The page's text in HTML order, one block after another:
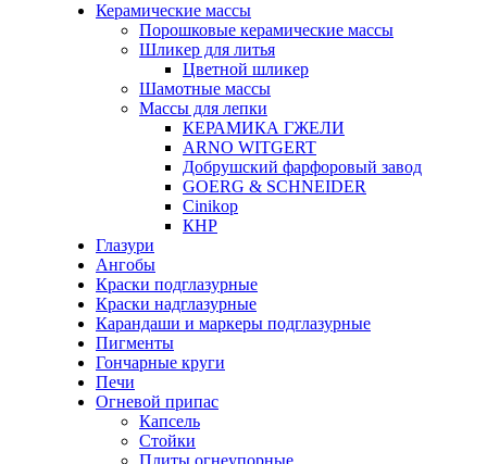
Керамические массы
Порошковые керамические массы
Шликер для литья
Цветной шликер
Шамотные массы
Массы для лепки
КЕРАМИКА ГЖЕЛИ
ARNO WITGERT
Добрушский фарфоровый завод
GOERG & SCHNEIDER
Cinikop
КНР
Глазури
Ангобы
Краски подглазурные
Краски надглазурные
Карандаши и маркеры подглазурные
Пигменты
Гончарные круги
Печи
Огневой припас
Капсель
Стойки
Плиты огнеупорные